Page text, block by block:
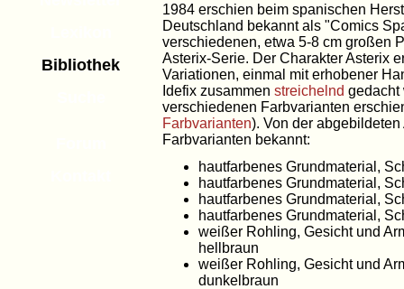
Bibliothek
1984 erschien beim spanischen
Deutschland bekannt als "Comics
verschiedenen, etwa 5-8 cm großen
Asterix-Serie. Der Charakter Asterix
Variationen, einmal mit erhobener
Idefix zusammen streichelnd gedacht
verschiedenen Farbvarianten
Farbvarianten). Von der
Farbvarianten bekannt:
hautfarbenes Grundmaterial,
hautfarbenes Grundmaterial,
hautfarbenes Grundmaterial,
hautfarbenes Grundmaterial,
weißer Rohling, Gesicht und
hellbraun
weißer Rohling, Gesicht und
dunkelbraun